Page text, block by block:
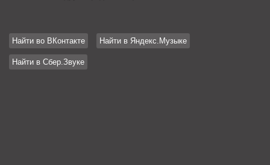
Найти во ВКонтакте Найти в Яндекс.Музыке
Найти в Сбер.Звуке